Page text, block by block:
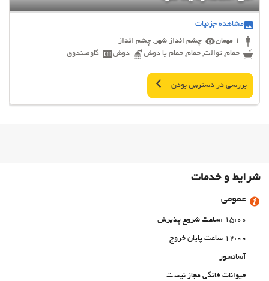
مشاهده جزئیات
1 مهمان
چشم انداز شهر, چشم انداز
حمام, توالت, حمام, حمام یا دوش
دوش گاوصندوق
بررسی در دسترس بودن
شرایط و خدمات
عمومی
15:00 :ساعت شروع پذیرش
12:00 ساعت پایان خروج
آسانسور
حیوانات خانگی مجاز نیست